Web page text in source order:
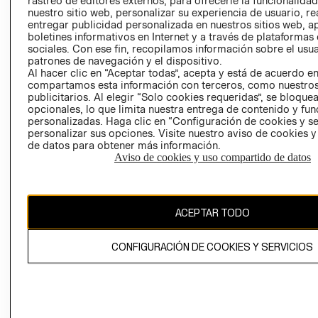
INVERSIONISTAS
POLÍTICA
EMPRESARIAL
TIENDA
TÉRMINOS Y
CONDICIONES
PRIVACIDAD
GIFT CARD
AVISO DE
COOKIES
Uruguay ($U)
nuestro sitio web, personalizar su experiencia de usuario,
entregar publicidad personalizada en nuestros sitios web,
boletines informativos en Internet y a través de plataformas
sociales. Con ese fin, recopilamos información sobre el
patrones de navegación y el dispositivo.
Al hacer clic en “Aceptar todas”, acepta y está de acuerdo
compartamos esta información con terceros, como
publicitarios. Al elegir “Solo cookies requeridas”, se
opcionales, lo que limita nuestra entrega de contenido y
personalizadas. Haga clic en “Configuración de cookies y
personalizar sus opciones. Visite nuestro aviso de cookies
de datos para obtener más información.
Aviso de cookies y uso compartido de datos
ACEPTAR TODO
CONFIGURACIÓN DE COOKIES Y SERVICIOS